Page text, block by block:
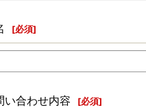
[必須]
い合わせ内容 [必須]